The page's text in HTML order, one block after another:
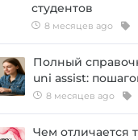
студентов
8 месяцев ago
Полный
uni assist:
8 месяцев ago
Чем отличается